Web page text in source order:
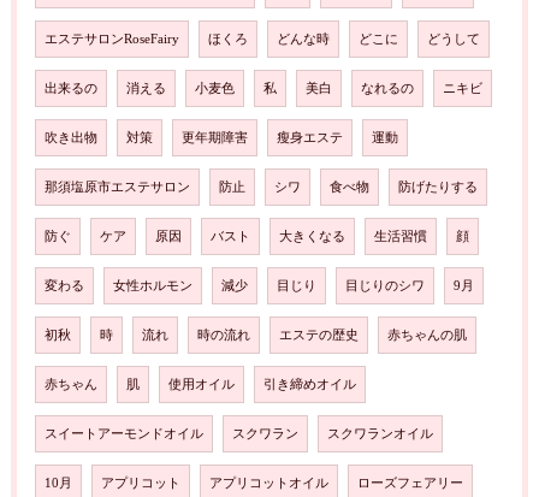
エステサロンRoseFairy ほくろ どんな時 どこに どうして
出来るの 消える 小麦色 私 美白 なれるの ニキビ
吹き出物 対策 更年期障害 瘦身エステ 運動
那須塩原市エステサロン 防止 シワ 食べ物 防げたりする
防ぐ ケア 原因 バスト 大きくなる 生活習慣 顔
変わる 女性ホルモン 減少 目じり 目じりのシワ 9月
初秋 時 流れ 時の流れ エステの歴史 赤ちゃんの肌
赤ちゃん 肌 使用オイル 引き締めオイル
スイートアーモンドオイル スクワラン スクワランオイル
10月 アプリコット アプリコットオイル ローズフェアリー